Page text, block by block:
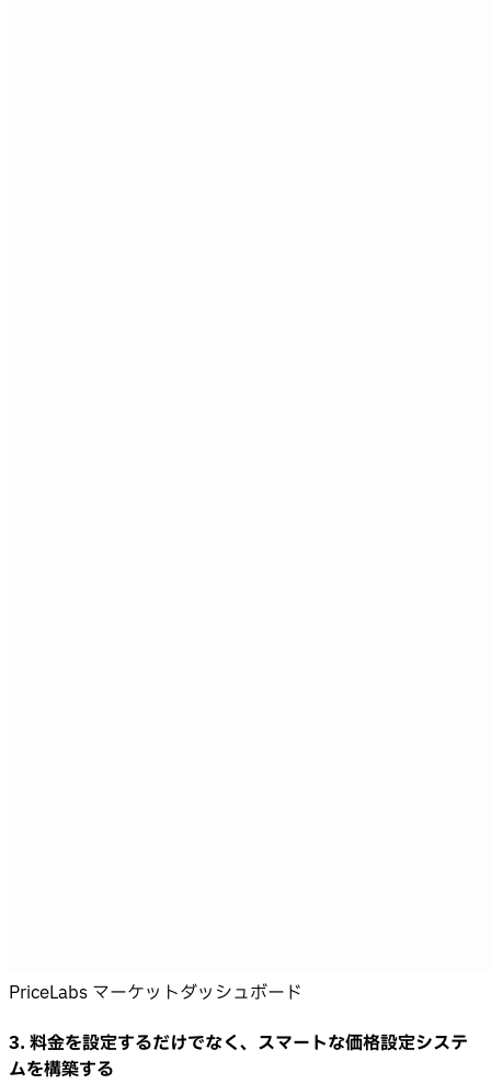
PriceLabs マーケットダッシュボード
3. 料金を設定するだけでなく、スマートな価格設定システ
ムを構築する